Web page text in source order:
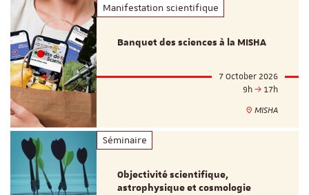
Manifestation scientifique
Banquet des sciences à la MISHA
7 October 2026
9h
17h
MISHA
Séminaire
Objectivité scientifique,
astrophysique et cosmologie